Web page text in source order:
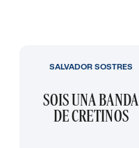
SOIS UNA BANDA
DE CRETINOS
SALVADOR SOSTRES